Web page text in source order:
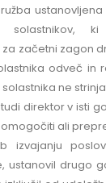
začetni zagon
odveč in
ne
direktor v isti
ali
izvajanju
ustanovil drugo